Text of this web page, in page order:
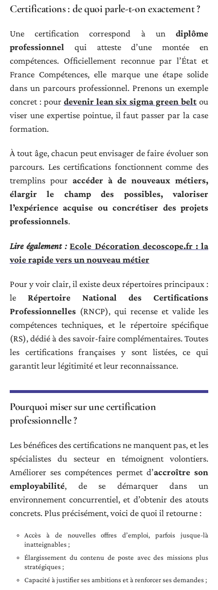
Certifications : de quoi parle-t-on exactement ?
Une certification correspond à un diplôme
professionnel qui atteste d’une montée en
compétences. Officiellement reconnue par l’État et
France Compétences, elle marque une étape solide
dans un parcours professionnel. Prenons un exemple
concret : pour devenir lean six sigma green belt ou
viser une expertise pointue, il faut passer par la case
formation.
À tout âge, chacun peut envisager de faire évoluer son
parcours. Les certifications fonctionnent comme des
tremplins pour accéder à de nouveaux métiers,
élargir le champ des possibles, valoriser
l’expérience acquise ou concrétiser des projets
professionnels.
Lire également : Ecole Décoration decoscope.fr : la
voie rapide vers un nouveau métier
Pour y voir clair, il existe deux répertoires principaux :
le Répertoire National des Certifications
Professionnelles (RNCP), qui recense et valide les
compétences techniques, et le répertoire spécifique
(RS), dédié à des savoir-faire complémentaires. Toutes
les certifications françaises y sont listées, ce qui
garantit leur légitimité et leur reconnaissance.
Pourquoi miser sur une certification
professionnelle ?
Les bénéfices des certifications ne manquent pas, et les
spécialistes du secteur en témoignent volontiers.
Améliorer ses compétences permet d’accroître son
employabilité, de se démarquer dans un
environnement concurrentiel, et d’obtenir des atouts
concrets. Plus précisément, voici de quoi il retourne :
Accès à de nouvelles offres d’emploi, parfois jusque-là
inatteignables ;
Élargissement du contenu de poste avec des missions plus
stratégiques ;
Capacité à justifier ses ambitions et à renforcer ses demandes ;